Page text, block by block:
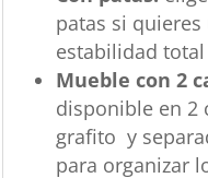
patas si
estabilidad
Mueble con 2
disponible en 2
grafito y
para organizar